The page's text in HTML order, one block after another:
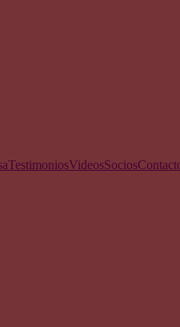
TestimoniosVideosSocios